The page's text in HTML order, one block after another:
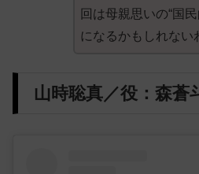
回は母親思いの“国
になるかもしれない
山時聡真／役：森蒼